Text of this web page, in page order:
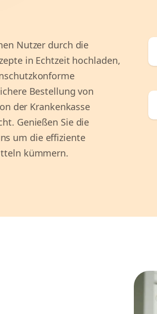
Nutzer durch die
in Echtzeit hochladen,
Bestellung von
der Krankenkasse
Genießen Sie die
um die effiziente
kümmern.